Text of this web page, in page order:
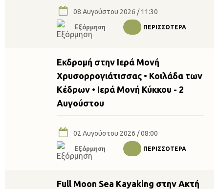
08 Αυγούστου 2026 / 11:30
Εξόρμηση ΠΕΡΙΣΣΌΤΕΡΑ
Εκδρομή στην Ιερά Μονή
Χρυσορρογιάτισσας • Κοιλάδα των
Κέδρων • Ιερά Μονή Κύκκου - 2
Αυγούστου
02 Αυγούστου 2026 / 08:00
Εξόρμηση ΠΕΡΙΣΣΌΤΕΡΑ
Full Moon Sea Kayaking στην Ακτή